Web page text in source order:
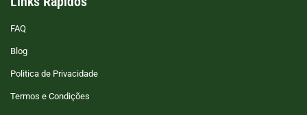
FAQ
Blog
Politica de Privacidade
Termos e Condições